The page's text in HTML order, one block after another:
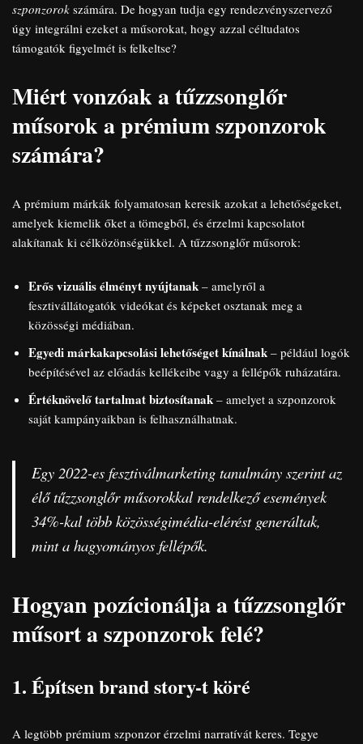
szponzorok számára. De hogyan tudja egy rendezvényszervező
úgy integrálni ezeket a műsorokat, hogy azzal céltudatos
támogatók figyelmét is felkeltse?
Miért vonzóak a tűzzsonglőr
műsorok a prémium szponzorok
számára?
A prémium márkák folyamatosan keresik azokat a lehetőségeket,
amelyek kiemelik őket a tömegből, és érzelmi kapcsolatot
alakítanak ki célközönségükkel. A tűzzsonglőr műsorok:
Erős vizuális élményt nyújtanak – amelyről a
fesztivállátogatók videókat és képeket osztanak meg a
közösségi médiában.
Egyedi márkakapcsolási lehetőséget kínálnak – például logók
beépítésével az előadás kellékeibe vagy a fellépők ruházatára.
Értéknövelő tartalmat biztosítanak – amelyet a szponzorok
saját kampányaikban is felhasználhatnak.
Egy 2022-es fesztiválmarketing tanulmány szerint az
élő tűzzsonglőr műsorokkal rendelkező események
34%-kal több közösségimédia-elérést generáltak,
mint a hagyományos fellépők.
Hogyan pozícionálja a tűzzsonglőr
műsort a szponzorok felé?
1. Építsen brand story-t köré
A legtöbb prémium szponzor érzelmi narratívát keres. Tegye